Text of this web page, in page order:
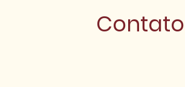
Contato